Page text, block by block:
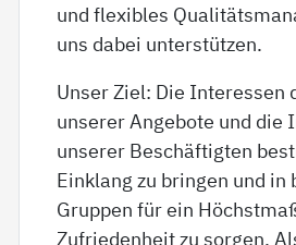
und flexibles
uns dabei unterstützen.
Unser Ziel: Die Interessen
unserer Angebote und die
unserer Beschäftigten
Einklang zu bringen und in
Gruppen für ein
Zufriedenheit zu sorgen.